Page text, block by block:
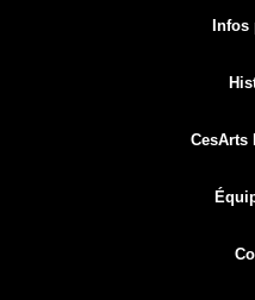
Infos
CesArts